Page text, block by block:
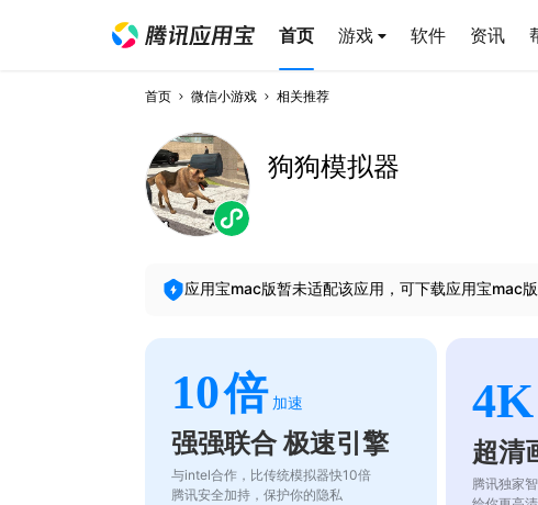
首页 游戏 软件 资讯
首页 微信小游戏 相关推荐
狗狗模拟器
应用宝mac版暂未适配该应用，可下载应用宝mac
10倍 加速
强强联合 极速引擎
与intel合作，比传统模拟器快10倍
腾讯安全加持，保护你的隐私
超清
腾讯独家